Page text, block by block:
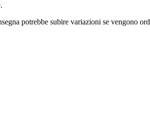
.
potrebbe subire variazioni se vengono